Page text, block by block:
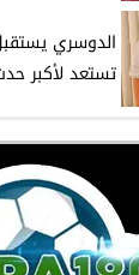
الدوسري
تستعد لأكبر